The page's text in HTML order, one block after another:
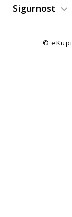
Sigurnost
© eKupi